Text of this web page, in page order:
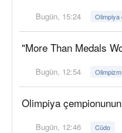
Bugün, 15:24 Olimpiya
"More Than Medals
Bugün, 12:54
Olimpiya
Bugün, 12:46 Cüdo